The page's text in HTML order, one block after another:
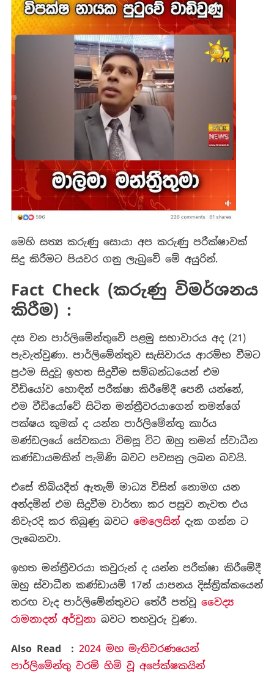
මෙහි සත්‍ය කරුණු සොයා අප කරුණු පරීක්ෂාවක්
සිදු කිරීමට පියවර ගනු ලැබුවේ මේ අයුරින්.
Fact Check (කරුණු විමර්ශනය
කිරීම) :
දස වන පාර්ලිමේන්තුවේ පළමු සභාවාරය අද (21)
පැවැත්වුණා. පාර්ලිමේන්තුව සැසිවාරය ආරම්භ වීමට
ප්‍රථම සිදුවූ ඉහත සිදුවීම සම්බන්ධයෙන් එම
වීඩියෝව හොඳින් පරීක්ෂා කිරීමේදී පෙනී යන්නේ,
එම වීඩියෝවේ සිටින මන්ත්‍රීවරයාගෙන් තමන්ගේ
පක්ෂය කුමක් ද යන්න පාර්ලිමේන්තු කාර්ය
මණ්ඩලයේ සේවකයා විමසූ විට ඔහු තමන් ස්වාධීන
කණ්ඩායමකින් පැමිණි බවට පවසනු ලබන බවයි.
එසේ තිබියදීත් ඇතැම් මාධ්‍ය විසින් නොමග යන
අන්දමින් එම සිදුවීම වාර්තා කර පසුව නැවත එය
නිවැරදි කර තිබුණු බවට මෙලෙසින්දැක ගන්න ට
ලැබෙනවා.
ඉහත මන්ත්‍රීවරයා කවුරුන් ද යන්න පරීක්ෂා කිරීමේදී
ඔහු ස්වාධීන කණ්ඩායම් 17න් යාපනය දිස්ත්‍රික්කයෙන්
තරඟ වැද පාර්ලිමේන්තුවට තේරී පත්වූ වෛද්‍ය
රාමනාදන් අර්චුනා බවට තහවුරු වුණා.
Also Read : 2024 මහ මැතිවරණයෙන්
පාර්ලිමේන්තු වරම් හිමි වූ අපේක්ෂකයින්